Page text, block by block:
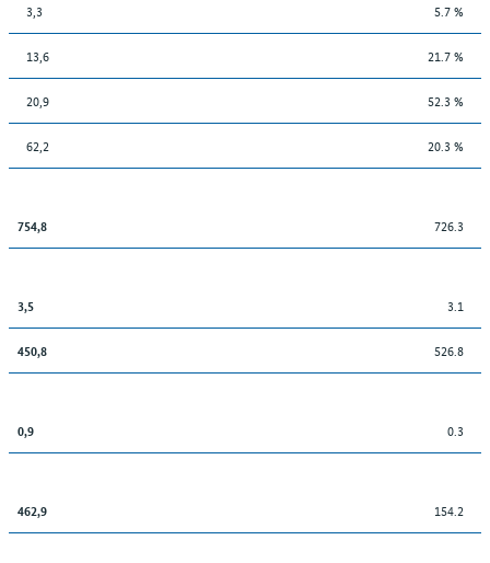
3,3 5.7 %
13,6 21.7 %
20,9 52.3 %
62,2 20.3 %
754,8 726.3
3,5 3.1
450,8 526.8
0,9 0.3
462,9 154.2